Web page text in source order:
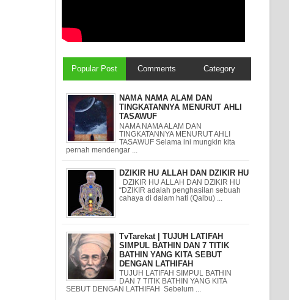
Popular Post Comments Category
NAMA NAMA ALAM DAN
TINGKATANNYA MENURUT AHLI
TASAWUF
NAMA NAMA ALAM DAN
TINGKATANNYA MENURUT AHLI
TASAWUF Selama ini mungkin kita
pernah mendengar ...
DZIKIR HU ALLAH DAN DZIKIR HU
DZIKIR HU ALLAH DAN DZIKIR HU
“DZIKIR adalah penghasilan sebuah
cahaya di dalam hati (Qalbu) ...
TvTarekat | TUJUH LATIFAH
SIMPUL BATHIN DAN 7 TITIK
BATHIN YANG KITA SEBUT
DENGAN LATHIFAH
TUJUH LATIFAH SIMPUL BATHIN
DAN 7 TITIK BATHIN YANG KITA
SEBUT DENGAN LATHIFAH Sebelum ...